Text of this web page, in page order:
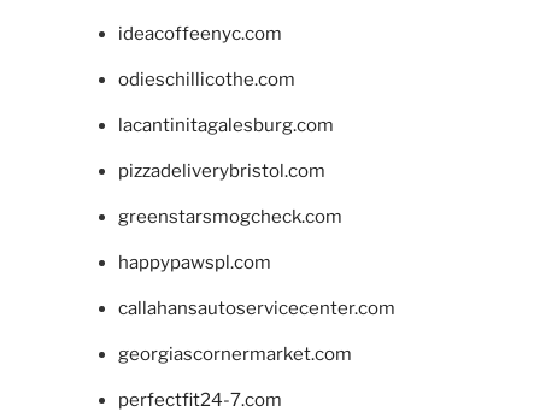
ideacoffeenyc.com
odieschillicothe.com
lacantinitagalesburg.com
pizzadeliverybristol.com
greenstarsmogcheck.com
happypawspl.com
callahansautoservicecenter.com
georgiascornermarket.com
perfectfit24-7.com